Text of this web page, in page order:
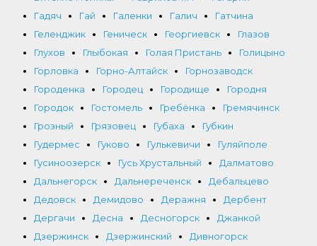
Гадяч
Гай Галенки Галич
Гатчина
Геленджик
Геническ Георгиевск
Глазов
Глухов
Глыбокая Голая Пристань
Голицыно
Горловка
Горно-Алтайск
Горнозаводск
Городенка
Городец Городище
Городня
Городок
Гостомель Гребёнка
Гремячинск
Грозный
Грязовец Губаха
Губкин
Гудермес
Гуково Гулькевичи
Гуляйполе
Гусиноозерск
Гусь Хрустальный
Далматово
Дальнегорск
Дальнереченск
Дебальцево
Дедовск
Демидово Деражня
Дербент
Дергачи
Десна Десногорск
Джанкой
Дзержинск
Дзержинский Дивногорск